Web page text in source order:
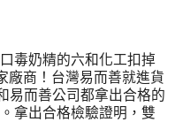
毒奶精的六和化工扣掉
廠商！台灣易而善就進貨
易而善公司都拿出合格的
拿出合格檢驗證明，雙